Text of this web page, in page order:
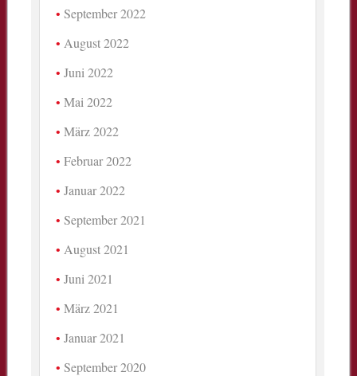
September 2022
August 2022
Juni 2022
Mai 2022
März 2022
Februar 2022
Januar 2022
September 2021
August 2021
Juni 2021
März 2021
Januar 2021
September 2020